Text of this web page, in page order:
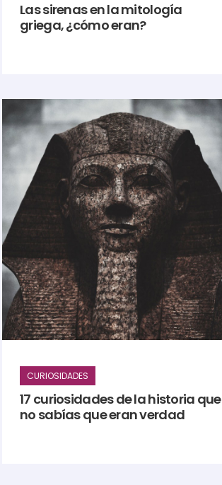
Las sirenas en la mitología
griega, ¿cómo eran?
CURIOSIDADES
17 curiosidades de la historia que
no sabías que eran verdad